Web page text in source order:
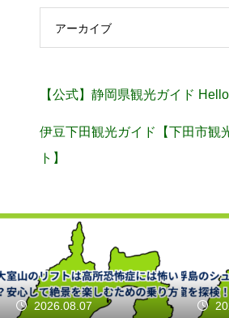
アーカイブ
【公式】静岡県観光ガイド
伊豆下田観光ガイド【下田市観
ト】
2026.08.07